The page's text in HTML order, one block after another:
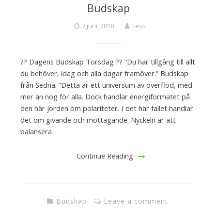
Budskap
7 juni, 2018 tess
?? Dagens Budskap Torsdag ?? ”Du har tillgång till allt
du behöver, idag och alla dagar framöver.” Budskap
från Sedna: “Detta är ett universum av överflöd, med
mer än nog för alla. Dock handlar energiformatet på
den här jorden om polariteter. I det här fallet handlar
det om givande och mottagande. Nyckeln är att
balansera
Continue Reading
Budskap Leave a comment